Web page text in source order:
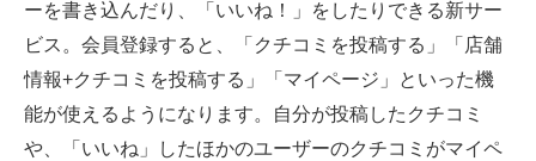
ーを書き込んだり、「いいね！」をしたりできる新サー
ビス。会員登録すると、「クチコミを投稿する」「店舗
情報+クチコミを投稿する」「マイページ」といった機
能が使えるようになります。自分が投稿したクチコミ
や、「いいね」したほかのユーザーのクチコミがマイペ